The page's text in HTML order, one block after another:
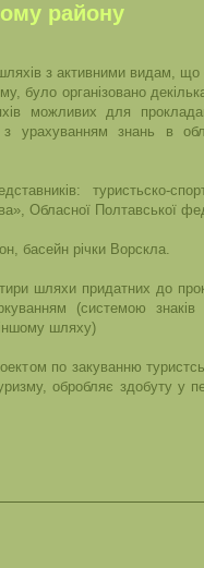
району
з активними видам, що
було організовано
можливих для
урахуванням знань в
туристьско-
Обласної Полтавської
басейн річки Ворскла.
шляхи придатних до
(системою знаків
шляху)
по закуванню
обробляє здобуту у